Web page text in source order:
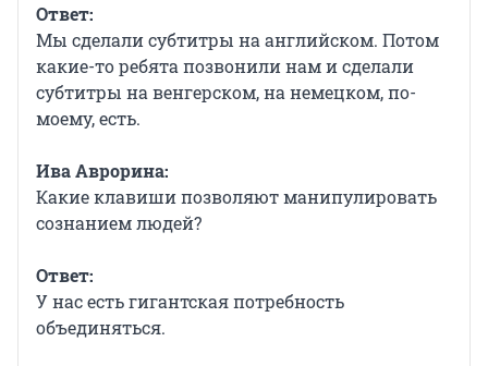
Ответ:
Мы сделали субтитры на английском. Потом
какие-то ребята позвонили нам и сделали
субтитры на венгерском, на немецком, по-
моему, есть.
Ива Аврорина:
Какие клавиши позволяют манипулировать
сознанием людей?
Ответ:
У нас есть гигантская потребность
объединяться.